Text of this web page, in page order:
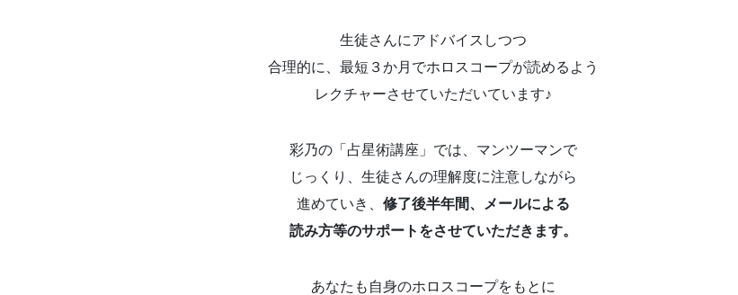
生徒さんにアドバイスしつつ
合理的に、最短３か月でホロスコープが読めるよう
レクチャーさせていただいています♪
彩乃の「占星術講座」では、マンツーマンで
じっくり、生徒さんの理解度に注意しながら
進めていき、 修了後半年間、メールによる
読み方等のサポートをさせていただきます。
あなたも自身のホロスコープをもとに